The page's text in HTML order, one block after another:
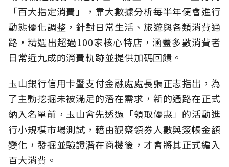
「百大指定消費」，靠大數據分析每半年便會進行
動態優化調整，針對日常生活、旅遊與各類消費通
路，精選出超過100家核心特店，涵蓋多數消費者
日常近九成的消費軌跡並提供加碼回饋。
玉山銀行信用卡暨支付金融處處長張正志指出，為
了主動挖掘未被滿足的潛在需求，新的通路在正式
納入名單前，玉山會先透過「領取優惠」的活動進
行小規模市場測試，藉由觀察領券人數與簽帳金額
變化，發掘並驗證潛在商機後，才會將其正式編入
百大消費。